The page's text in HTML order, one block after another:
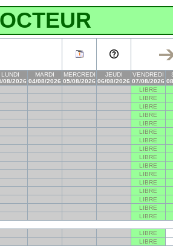
LUNDI
08/2026
MARDI
04/08/2026
MERCREDI
05/08/2026
JEUDI
06/08/2026
VENDREDI
07/08/2026
LIBRE
LIBRE
LIBRE
LIBRE
LIBRE
LIBRE
LIBRE
LIBRE
LIBRE
LIBRE
LIBRE
LIBRE
LIBRE
LIBRE
LIBRE
LIBRE
LIBRE
LIBRE